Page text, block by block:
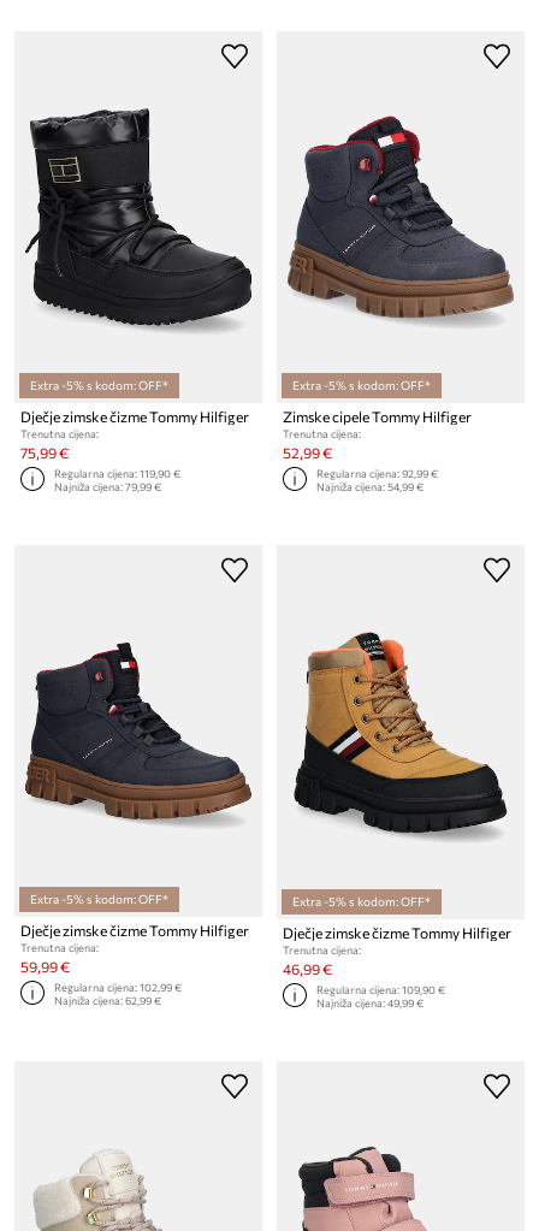
Extra -5% s kodom: OFF*
Dječje zimske čizme Tommy Hilfiger
Trenutna cijena:
75,99 €
Regularna cijena:119,90 €
Najniža cijena:79,99 €
Extra -5% s kodom: OFF*
Zimske cipele Tommy Hilfiger
Trenutna cijena:
52,99 €
Regularna cijena:92,99 €
Najniža cijena:54,99 €
Extra -5% s kodom: OFF*
Dječje zimske čizme Tommy Hilfiger
Trenutna cijena:
59,99 €
Regularna cijena:102,99 €
Najniža cijena:62,99 €
Extra -5% s kodom: OFF*
Dječje zimske čizme Tommy Hilfiger
Trenutna cijena:
46,99 €
Regularna cijena:109,90 €
Najniža cijena:49,99 €